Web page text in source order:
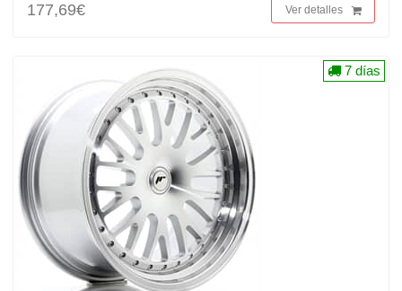
177,69€
Ver detalles
7 días